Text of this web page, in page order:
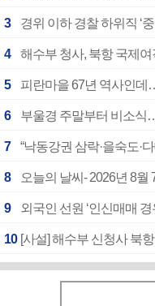
3 경위 이하 경찰 하위직 ‘
4 해수부 청사, 북항 국제
5 피란마을 67년 역사인데
6 부울경 주말부터 비소식
7 “낙동강권 삼락·을숙도·
8 오늘의 날씨- 2026년 8월
9 외국인 선원 ‘인신매매
10 [사설] 해수부 신청사 북